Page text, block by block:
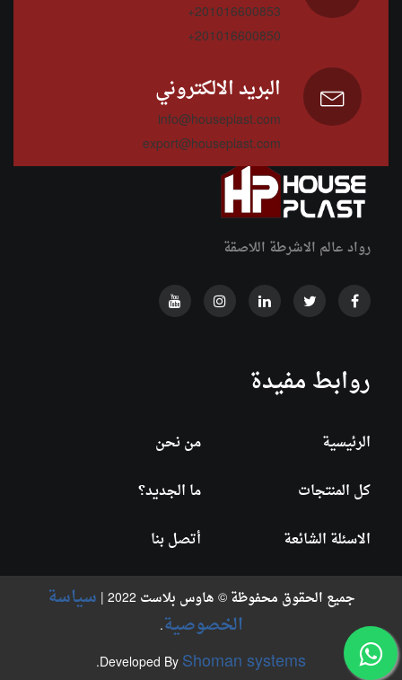
+201016600853
+201016600850
البريد الالكتروني
info@houseplast.com
export@houseplast.com
رواد عالم الاشرطة اللاصقة
روابط مفيدة
الرئيسية
من نحن
كل المنتجات
ما الجديد؟
الاسئلة الشائعة
أتصل بنا
جميع الحقوق محفوظة © هاوس بلاست 2022 |
سياسة
الخصوصية.
Developed ByShoman systems
.